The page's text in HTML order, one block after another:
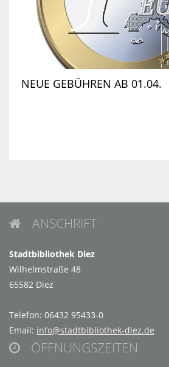
NEUE GEBÜHREN AB 01.04.
 ANSCHRIFT
Stadtbibliothek Diez
Wilhelmstraße 48
65582 Diez
Telefon: 06432 95433-0
Email: info@stadtbibliothek-diez.de
 ÖFFNUNGSZEITEN